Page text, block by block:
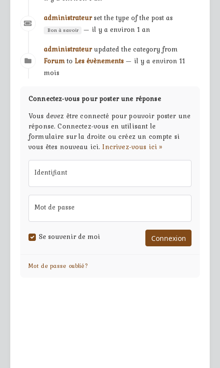
administrateur set the type of the post as
Bon à savoir
— il y a environ 1 an
administrateur updated the category from
Forumto Les évènements — il y a environ 11
mois
Connectez-vous pour poster une réponse
Vous devez être connecté pour pouvoir poster une
réponse. Connectez-vous en utilisant le
formulaire sur la droite ou créez un compte si
vous êtes nouveau ici.Incrivez-vous ici »
Identifiant
Mot de passe
Se souvenir de moi
Mot de passe oublié?